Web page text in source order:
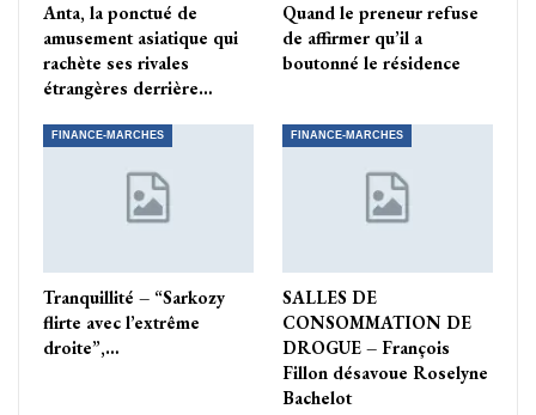
Anta, la ponctué de
amusement asiatique qui
rachète ses rivales
étrangères derrière…
Quand le preneur refuse
de affirmer qu’il a
boutonné le résidence
FINANCE-MARCHES
Tranquillité – “Sarkozy
flirte avec l’extrême
droite”,…
FINANCE-MARCHES
SALLES DE
CONSOMMATION DE
DROGUE – François
Fillon désavoue Roselyne
Bachelot